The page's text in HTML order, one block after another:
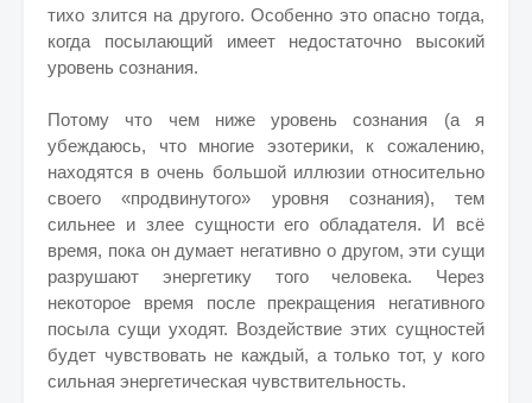
тихо злится на другого. Особенно это опасно тогда,
когда посылающий имеет недостаточно высокий
уровень сознания.
Потому что чем ниже уровень сознания (а я
убеждаюсь, что многие эзотерики, к сожалению,
находятся в очень большой иллюзии относительно
своего «продвинутого» уровня сознания), тем
сильнее и злее сущности его обладателя. И всё
время, пока он думает негативно о другом, эти сущи
разрушают энергетику того человека. Через
некоторое время после прекращения негативного
посыла сущи уходят. Воздействие этих сущностей
будет чувствовать не каждый, а только тот, у кого
сильная энергетическая чувствительность.